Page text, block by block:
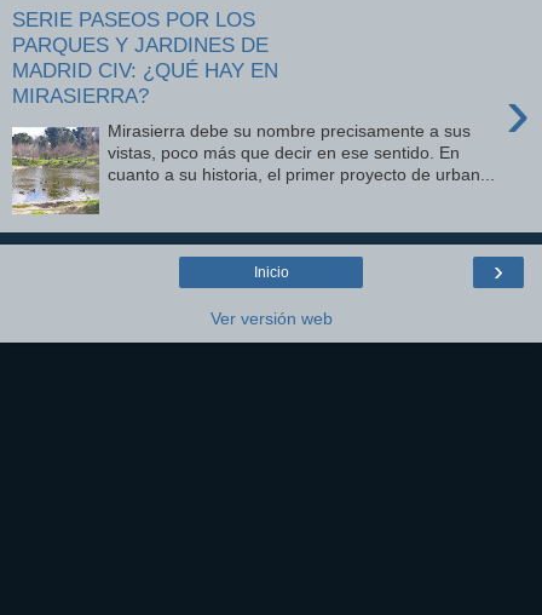
SERIE PASEOS POR LOS
PARQUES Y JARDINES DE
MADRID CIV: ¿QUÉ HAY EN
MIRASIERRA?
›
Mirasierra debe su nombre precisamente a sus
vistas, poco más que decir en ese sentido. En
cuanto a su historia, el primer proyecto de urban...
›
Inicio
Ver versión web